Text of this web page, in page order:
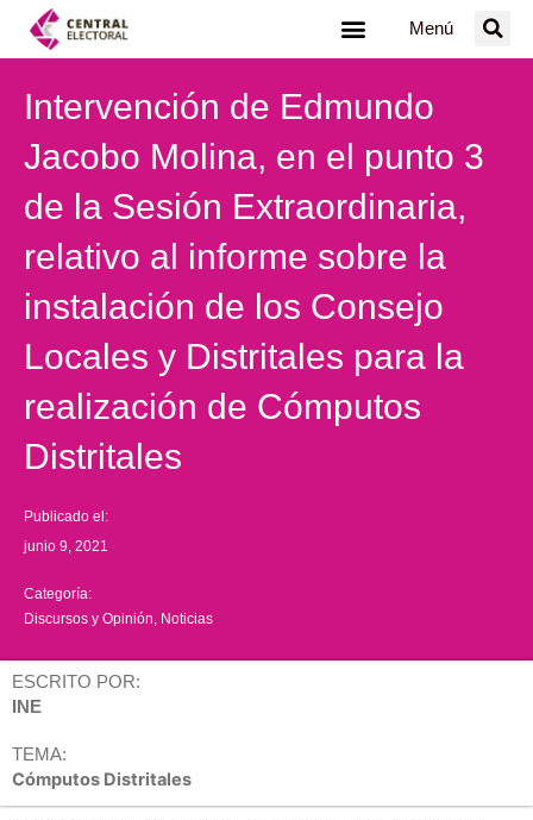
Menú
Intervención de Edmundo
Jacobo Molina, en el punto 3
de la Sesión Extraordinaria,
relativo al informe sobre la
instalación de los Consejo
Locales y Distritales para la
realización de Cómputos
Distritales
Publicado el:
junio 9, 2021
Categoría:
Discursos y Opinión Noticias
ESCRITO POR:
INE
TEMA:
Cómputos Distritales